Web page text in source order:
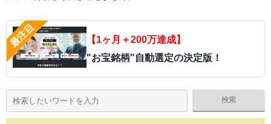
【1ヶ月＋200万達成】
"お宝銘柄"自動選定の決定版！